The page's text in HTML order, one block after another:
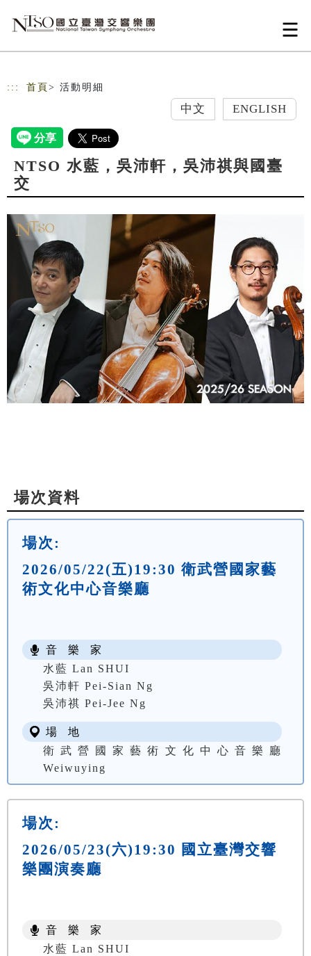
::: 首頁 > 活動明細
中文 ENGLISH
NTSO 水藍，吳沛軒，吳沛祺與國臺
交
場次資料
場次:
2026/05/22(五)19:30 衛武營國家藝
術文化中心音樂廳
音 樂 家
水藍 Lan SHUI
吳沛軒 Pei-Sian Ng
吳沛祺 Pei-Jee Ng
場 地
衛武營國家藝術文化中心音樂廳
Weiwuying
場次:
2026/05/23(六)19:30 國立臺灣交響
樂團演奏廳
音 樂 家
水藍 Lan SHUI